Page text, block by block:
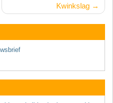
Kwinkslag